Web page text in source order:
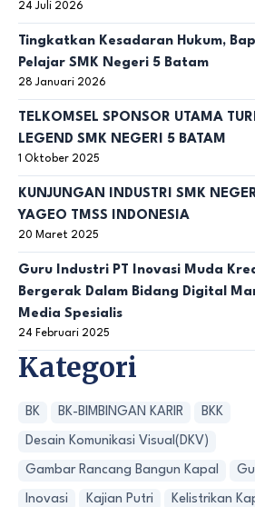
24 Juli 2026
Tingkatkan Kesadaran Hukum,
Pelajar SMK Negeri 5 Batam
28 Januari 2026
TELKOMSEL SPONSOR UTAMA
LEGEND SMK NEGERI 5 BATAM
1 Oktober 2025
KUNJUNGAN INDUSTRI SMK
YAGEO TMSS INDONESIA
20 Maret 2025
Guru Industri PT Inovasi Muda
Bergerak Dalam Bidang Digital
Media Spesialis
24 Februari 2025
Kategori
BK BK-BIMBINGAN KARIR BKK
Desain Komunikasi Visual(DKV)
Gambar Rancang Bangun Kapal
Inovasi Kajian Putri Kelistrikan